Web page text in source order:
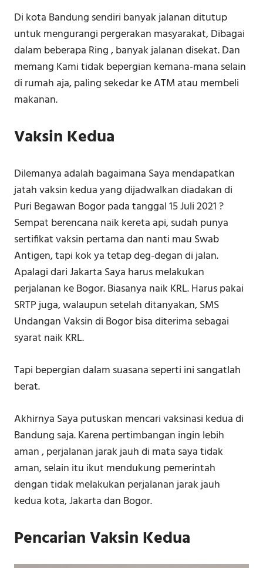
Di kota Bandung sendiri banyak jalanan ditutup
untuk mengurangi pergerakan masyarakat, Dibagai
dalam beberapa Ring , banyak jalanan disekat. Dan
memang Kami tidak bepergian kemana-mana selain
di rumah aja, paling sekedar ke ATM atau membeli
makanan.
Vaksin Kedua
Dilemanya adalah bagaimana Saya mendapatkan
jatah vaksin kedua yang dijadwalkan diadakan di
Puri Begawan Bogor pada tanggal 15 Juli 2021 ?
Sempat berencana naik kereta api, sudah punya
sertifikat vaksin pertama dan nanti mau Swab
Antigen, tapi kok ya tetap deg-degan di jalan.
Apalagi dari Jakarta Saya harus melakukan
perjalanan ke Bogor. Biasanya naik KRL. Harus pakai
SRTP juga, walaupun setelah ditanyakan, SMS
Undangan Vaksin di Bogor bisa diterima sebagai
syarat naik KRL.
Tapi bepergian dalam suasana seperti ini sangatlah
berat.
Akhirnya Saya putuskan mencari vaksinasi kedua di
Bandung saja. Karena pertimbangan ingin lebih
aman , perjalanan jarak jauh di mata saya tidak
aman, selain itu ikut mendukung pemerintah
dengan tidak melakukan perjalanan jarak jauh
kedua kota, Jakarta dan Bogor.
Pencarian Vaksin Kedua